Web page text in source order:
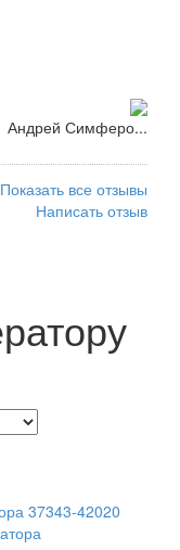
Андрей Симферо...
Показать все отзывы
Написать отзыв
37343-42020